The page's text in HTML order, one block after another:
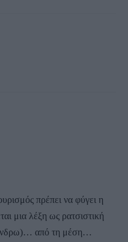
πρέπει να φύγει η
μια λέξη ως ρατσιστική
από τη μέση…